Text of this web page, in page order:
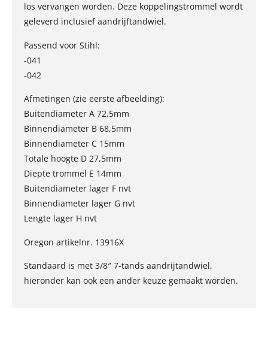
los vervangen worden. Deze koppelingstrommel wordt
geleverd inclusief aandrijftandwiel.
Passend voor Stihl:
-041
-042
Afmetingen (zie eerste afbeelding):
Buitendiameter A 72,5mm
Binnendiameter B 68,5mm
Binnendiameter C 15mm
Totale hoogte D 27,5mm
Diepte trommel E 14mm
Buitendiameter lager F nvt
Binnendiameter lager G nvt
Lengte lager H nvt
Oregon artikelnr. 13916X
Standaard is met 3/8″ 7-tands aandrijtandwiel,
hieronder kan ook een ander keuze gemaakt worden.